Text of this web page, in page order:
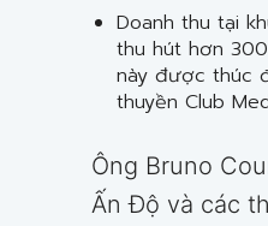
Doanh thu tại
thu hút hơn
này được thúc
thuyền Club
Ông Bruno
Ấn Độ và các